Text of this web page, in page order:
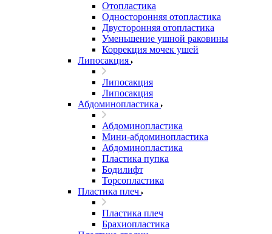
Oтопластика
Односторонняя отопластика
Двусторонняя отопластика
Уменьшение ушной раковины
Коррекция мочек ушей
Липосакция
Липосакция
Липосакция
Абдоминопластика
Абдоминопластика
Мини-абдоминопластика
Абдоминопластика
Пластика пупка
Бодилифт
Торсопластика
Пластика плеч
Пластика плеч
Брахиопластика